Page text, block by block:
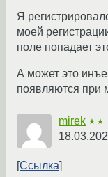
Я
моей
поле попадает
А может это
появляются при
mirek ★★
Ссылка